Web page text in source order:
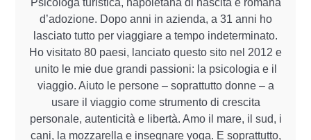
d’adozione. Dopo anni in azienda, a 31 anni ho
lasciato tutto per viaggiare a tempo indeterminato.
Ho visitato 80 paesi, lanciato questo sito nel 2012 e
unito le mie due grandi passioni: la psicologia e il
viaggio. Aiuto le persone – soprattutto donne – a
usare il viaggio come strumento di crescita
personale, autenticità e libertà. Amo il mare, il sud, i
cani, la mozzarella e insegnare yoga. E soprattutto,